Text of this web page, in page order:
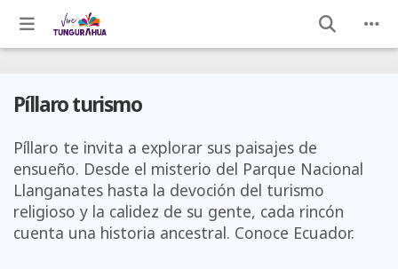
Píllaro turismo
Píllaro te invita a explorar sus paisajes de
ensueño. Desde el misterio del Parque Nacional
Llanganates hasta la devoción del turismo
religioso y la calidez de su gente, cada rincón
cuenta una historia ancestral. Conoce Ecuador.